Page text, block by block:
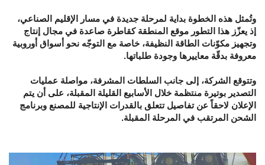
وتُمثل هذه الخطوة بداية لمرحلة جديدة في مسار الإقليم الصناعي،
إذ يعزّز هذا التطور موقع المنطقة كقاطرة صاعدة في مجال إنتاج
وتجهيز مكوّنات الطاقة النظيفة، خاصة مع التوجّه نحو أسواق أوروبية
معروفة بدقّة معاييرها وجودة طلباتها.
وتتوقع الشركة، إلى جانب السلطات المشرفة، مواصلة عمليات
التصدير بوتيرة منتظمة خلال الأسابيع القليلة المقبلة، على أن يتم
الإعلان لاحقاً عن تفاصيل تتعلق بالقدرات الإنتاجية للمصنع وبرنامج
الشحن المرتقب في المرحلة المقبلة.